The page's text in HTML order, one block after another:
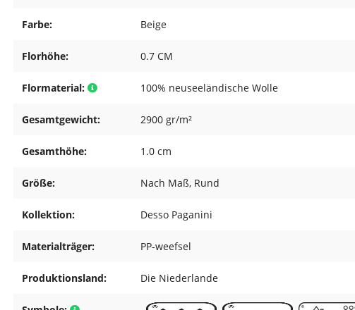
Farbe: Beige
Florhöhe: 0.7 CM
Flormaterial: 100% neuseeländische Wolle
Gesamtgewicht: 2900 gr/m²
Gesamthöhe: 1.0 cm
Größe: Nach Maß, Rund
Kollektion: Desso Paganini
Materialträger: PP-weefsel
Produktionsland: Die Niederlande